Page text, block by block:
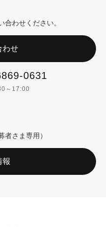
合わせください。
わせ
0631
～17:00
者さま専用）
報